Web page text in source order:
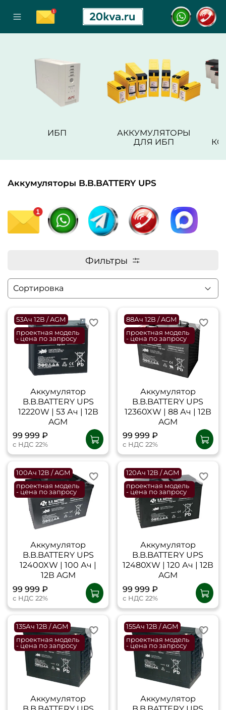
ИБП
АККУМУЛЯТОРЫ
ДЛЯ ИБП
Аккумуляторы B.B.BATTERY UPS
Фильтры
53Ач 12В / AGM
проектная модель
- цена по запросу
Аккумулятор
B.B.BATTERY UPS
12220W | 53 Ач | 12В
AGM
99 999 ₽
с НДС 22%
88Ач 12В / AGM
проектная модель
- цена по запросу
Аккумулятор
B.B.BATTERY UPS
12360XW | 88 Ач | 12В
AGM
99 999 ₽
с НДС 22%
100Ач 12В / AGM
проектная модель
- цена по запросу
Аккумулятор
B.B.BATTERY UPS
12400XW | 100 Ач |
12В AGM
99 999 ₽
с НДС 22%
120Ач 12В / AGM
проектная модель
- цена по запросу
Аккумулятор
B.B.BATTERY UPS
12480XW | 120 Ач | 12В
AGM
99 999 ₽
с НДС 22%
135Ач 12В / AGM
проектная модель
- цена по запросу
Аккумулятор
155Ач 12В / AGM
проектная модель
- цена по запросу
Аккумулятор